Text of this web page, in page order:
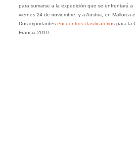
para sumarse a la expedición que se enfrentará a
viernes 24 de noviembre, y a Austria, en Mallorca
Dos importantes encuentros clasificatoriospara la
Francia 2019.